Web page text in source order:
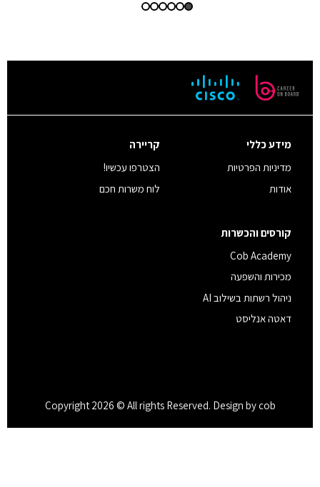
מידע כללי
מדיניות הפרטיות
אודות
קריירה
הצטרפו עכשיו!
לוח משרות חכם
קורסים והכשרות
Cob Academy
מכירות והשפעה
ניהול רשתות בשילוב AI
דאטה אנליסט
Copyright 2026 © All rights Reserved. Design by cob